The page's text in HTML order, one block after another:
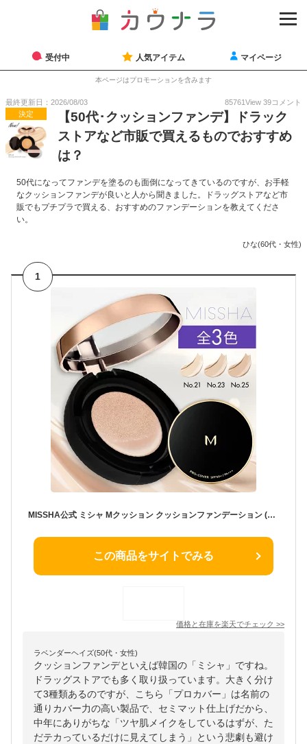
受付中 人気アイテム マイページ
本ページはプロモーションを含みます
最終更新日：2026/08/03 85761View 39コメント
決定
【50代･クッションファンデ】ドラック
ストアなど市販で買えるものでおすすめ
は？
50代になってファンデを塗るのも面倒になってきているのですが、お手軽
なクッションファンデが良いと人から聞きました。ドラッグストアなど市
販でもプチプラで買える、おすすめのファンデーションを教えてくださ
い。
ひな(60代・女性)
1
MISSHA公式 ミシャ Mクッション クッションファンデーション (プロカバー) 全3色 15g クッションファンデ プチプラ 韓国コスメ 韓国 プロカバー マット 詰め替え 乾燥肌
この商品をサイトでみる
価格と在庫を楽天でチェック >>
ラベンダーヘイズ(50代・女性)
クッションファンデといえば韓国の「ミシャ」ですね。
ドラッグストアでも多く取り扱っています。大きく分け
て3種類あるのですが、こちら「プロカバー」は名前の
通りカバー力の高い製品で、セミマット仕上げだから、
中年にありがちな「ツヤ肌メイクをしているはずが、た
だテカっているだけに見えてしまう」という悲劇も避け